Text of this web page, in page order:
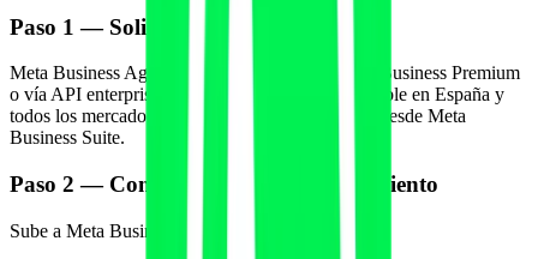
Paso 1 — Solicitar acceso
Meta Business Agent se activa desde WhatsApp Business Premium
o vía API enterprise. A junio de 2026 está disponible en España y
todos los mercados LATAM grandes. Se solicita desde Meta
Business Suite.
Paso 2 — Conectar fuentes de conocimiento
Sube a Meta Business Suite o conecta vía API: